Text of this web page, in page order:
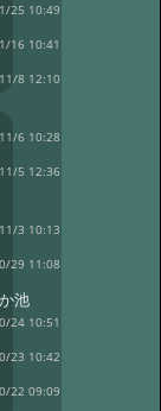
25 10:49
16 10:41
8 12:10
6 10:28
5 12:36
3 10:13
29 11:08
池
24 10:51
23 10:42
22 09:09